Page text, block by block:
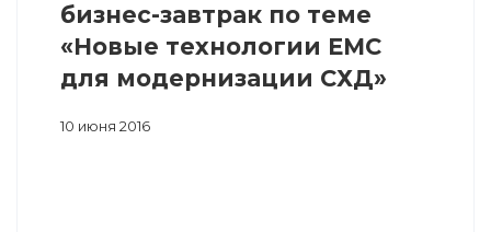
бизнес-завтрак по теме
«Новые технологии EMC
для модернизации СХД»
10 июня 2016